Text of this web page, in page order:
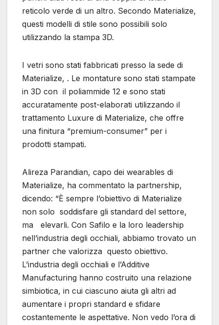
reticolo verde di un altro. Secondo Materialize,
questi modelli di stile sono possibili solo
utilizzando la stampa 3D.
I vetri sono stati fabbricati presso la sede di
Materialize, . Le montature sono stati stampate
in 3D con il poliammide 12 e sono stati
accuratamente post-elaborati utilizzando il
trattamento Luxure di Materialize, che offre
una finitura “premium-consumer” per i
prodotti stampati.
Alireza Parandian, capo dei wearables di
Materialize, ha commentato la partnership,
dicendo: “È sempre l’obiettivo di Materialize
non solo soddisfare gli standard del settore,
ma elevarli. Con Safilo e la loro leadership
nell’industria degli occhiali, abbiamo trovato un
partner che valorizza questo obiettivo.
L’industria degli occhiali e l’Additive
Manufacturing hanno costruito una relazione
simbiotica, in cui ciascuno aiuta gli altri ad
aumentare i propri standard e sfidare
costantemente le aspettative. Non vedo l’ora di